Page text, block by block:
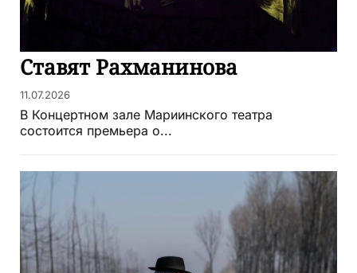
Ставят Рахманинова
11.07.2026
В Концертном зале Мариинского театра
состоится премьера о...